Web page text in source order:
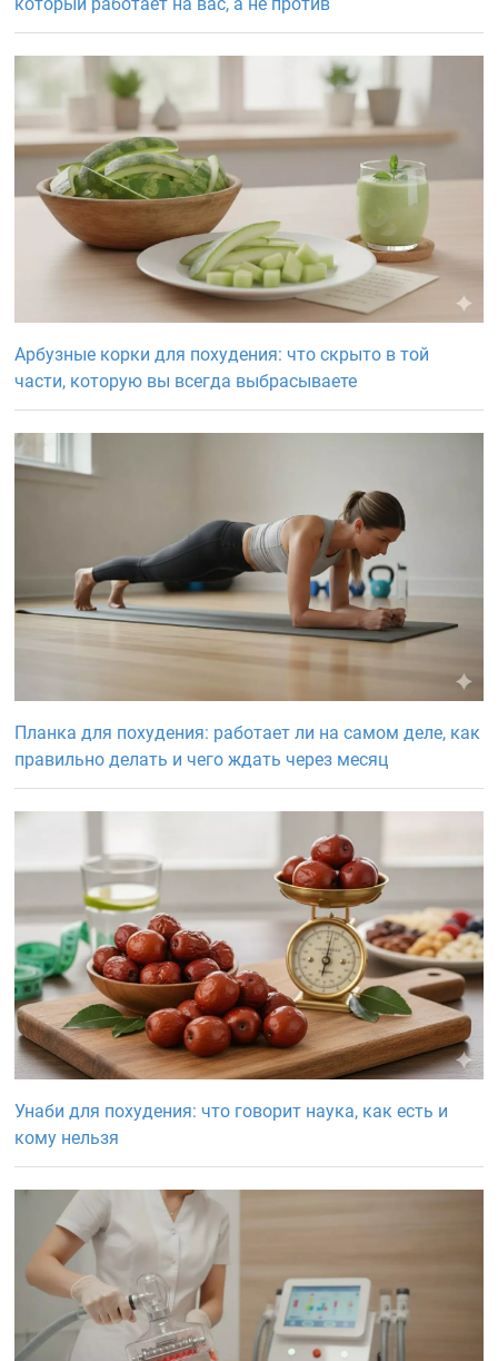
Арбузные корки для похудения: что скрыто в той
части, которую вы всегда выбрасываете
Планка для похудения: работает ли на самом деле, как
правильно делать и чего ждать через месяц
Унаби для похудения: что говорит наука, как есть и
кому нельзя